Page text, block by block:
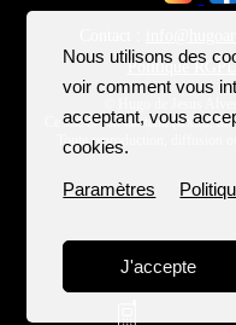
Nous utilisons des
voir comment vous
acceptant, vous
cookies.
Paramètres
J'accepte